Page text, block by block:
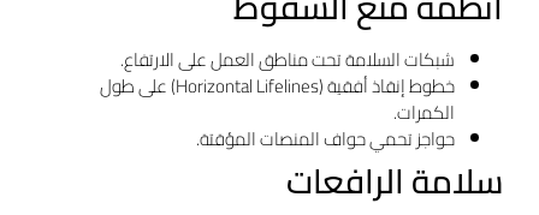
شبكات السلامة تحت مناطق العمل على الارتفاع.
خطوط إنقاذ أفقية (Horizontal Lifelines) على طول
الكمرات.
حواجز تحمي حواف المنصات المؤقتة.
سلامة الرافعات